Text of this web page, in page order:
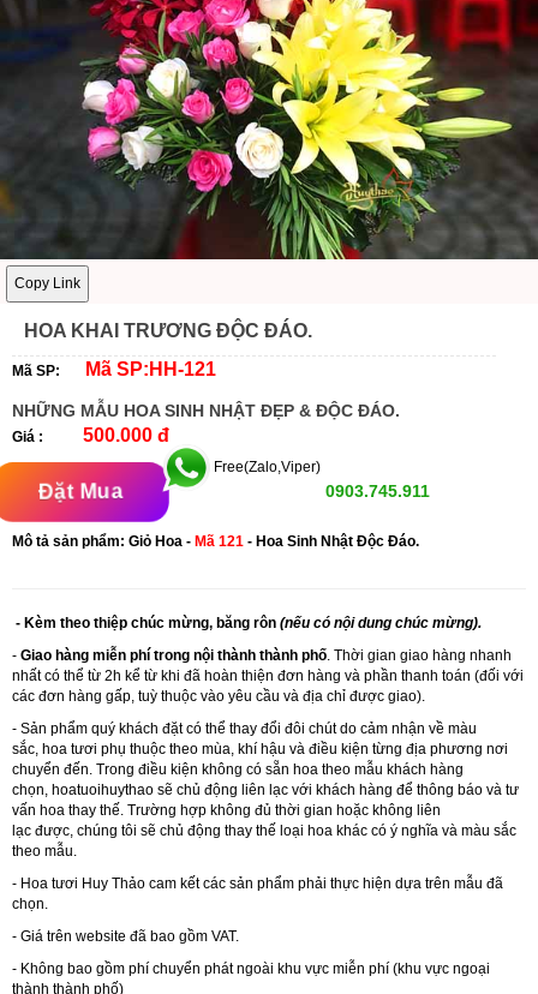
Copy Link
HOA KHAI TRƯƠNG ĐỘC ĐÁO.
Mã SP: Mã SP:HH-121
NHỮNG MẪU HOA SINH NHẬT ĐẸP & ĐỘC ĐÁO.
Giá : 500.000 đ
Đặt Mua
Free(Zalo,Viper)
0903.745.911
Mô tả sản phẩm: Giỏ Hoa - Mã 121 - Hoa Sinh Nhật Độc Đáo.
- Kèm theo thiệp chúc mừng, băng rôn (nếu có nội dung chúc mừng).
- Giao hàng miễn phí trong nội thành thành phố. Thời gian giao hàng nhanh
nhất có thể từ 2h kể từ khi đã hoàn thiện đơn hàng và phần thanh toán (đối với
các đơn hàng gấp, tuỳ thuộc vào yêu cầu và địa chỉ được giao).
- Sản phẩm quý khách đặt có thể thay đổi đôi chút do cảm nhận về màu
sắc, hoa tươi phụ thuộc theo mùa, khí hậu và điều kiện từng địa phương nơi
chuyển đến. Trong điều kiện không có sẵn hoa theo mẫu khách hàng
chọn, hoatuoihuythao sẽ chủ động liên lạc với khách hàng để thông báo và tư
vấn hoa thay thế. Trường hợp không đủ thời gian hoặc không liên
lạc được, chúng tôi sẽ chủ động thay thế loại hoa khác có ý nghĩa và màu sắc
theo mẫu.
- Hoa tươi Huy Thảo cam kết các sản phẩm phải thực hiện dựa trên mẫu đã
chọn.
- Giá trên website đã bao gồm VAT.
- Không bao gồm phí chuyển phát ngoài khu vực miễn phí (khu vực ngoại
thành thành phố)